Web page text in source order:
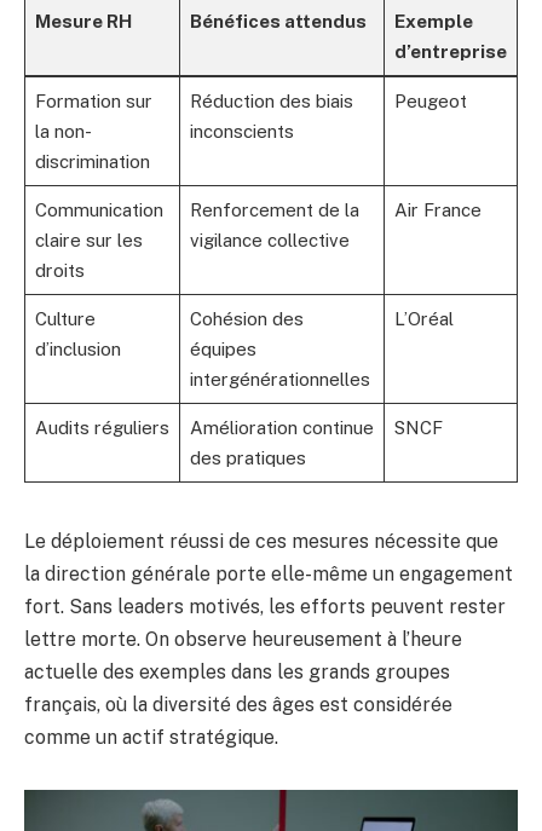
Mesure RH Bénéfices attendus
Exemple
d’entreprise
Formation sur
la non-
discrimination
Réduction des biais
inconscients
Peugeot
Communication
claire sur les
droits
Renforcement de la
vigilance collective
Air France
Culture
d’inclusion
Cohésion des
équipes
intergénérationnelles
L’Oréal
Audits réguliers
Amélioration continue
des pratiques
SNCF
Le déploiement réussi de ces mesures nécessite que
la direction générale porte elle-même un engagement
fort. Sans leaders motivés, les efforts peuvent rester
lettre morte. On observe heureusement à l’heure
actuelle des exemples dans les grands groupes
français, où la diversité des âges est considérée
comme un actif stratégique.